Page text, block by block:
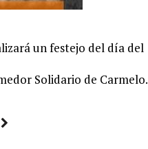
un festejo del día del
Solidario de Carmelo.